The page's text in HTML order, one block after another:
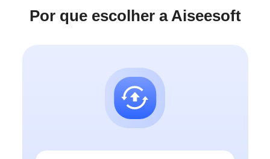
Por que escolher a Aiseesoft